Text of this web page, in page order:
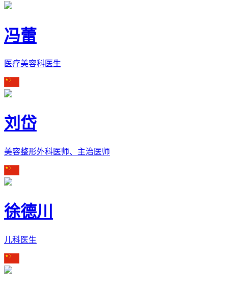
冯蕾
医疗美容科医生
刘岱
美容整形外科医师、主治医师
徐德川
儿科医生